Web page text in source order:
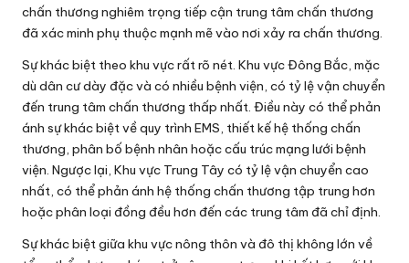
chấn thương nghiêm trọng tiếp cận trung tâm chấn thương
đã xác minh phụ thuộc mạnh mẽ vào nơi xảy ra chấn thương.
Sự khác biệt theo khu vực rất rõ nét. Khu vực Đông Bắc, mặc
dù dân cư dày đặc và có nhiều bệnh viện, có tỷ lệ vận chuyển
đến trung tâm chấn thương thấp nhất. Điều này có thể phản
ánh sự khác biệt về quy trình EMS, thiết kế hệ thống chấn
thương, phân bố bệnh nhân hoặc cấu trúc mạng lưới bệnh
viện. Ngược lại, Khu vực Trung Tây có tỷ lệ vận chuyển cao
nhất, có thể phản ánh hệ thống chấn thương tập trung hơn
hoặc phân loại đồng đều hơn đến các trung tâm đã chỉ định.
Sự khác biệt giữa khu vực nông thôn và đô thị không lớn về